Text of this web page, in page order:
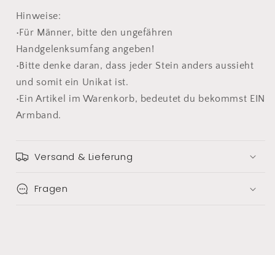
Hinweise:
•Für Männer, bitte den ungefähren
Handgelenksumfang angeben!
•Bitte denke daran, dass jeder Stein anders aussieht
und somit ein Unikat ist.
•Ein Artikel im Warenkorb, bedeutet du bekommst EIN
Armband.
Versand & Lieferung
Fragen